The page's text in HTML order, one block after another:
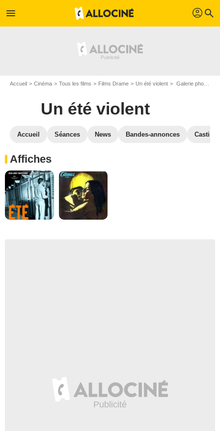
menu profil search
Accueil Cinéma Tous les films Films Drame Un été violent Galerie photos du film Un été violent
Un été violent
Accueil Séances News Bandes-annonces Casting
Affiches